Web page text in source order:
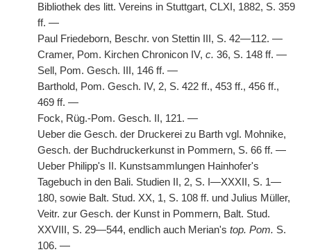
Bibliothek des litt. Vereins in Stuttgart, CLXI, 1882, S. 359
ff. —
Paul Friedeborn, Beschr. von Stettin III, S. 42—112. —
Cramer, Pom. Kirchen Chronicon IV, c. 36, S. 148 ff. —
Sell, Pom. Gesch. III, 146 ff. —
Barthold, Pom. Gesch. IV, 2, S. 422 ff., 453 ff., 456 ff.,
469 ff. —
Fock, Rüg.-Pom. Gesch. II, 121. —
Ueber die Gesch. der Druckerei zu Barth vgl. Mohnike,
Gesch. der Buchdruckerkunst in Pommern, S. 66 ff. —
Ueber Philipp's II. Kunstsammlungen Hainhofer's
Tagebuch in den Bali. Studien II, 2, S. I—XXXII, S. 1—
180, sowie Balt. Stud. XX, 1, S. 108 ff. und Julius Müller,
Veitr. zur Gesch. der Kunst in Pommern, Balt. Stud.
XXVIII, S. 29—544, endlich auch Merian's top. Pom. S.
106. —